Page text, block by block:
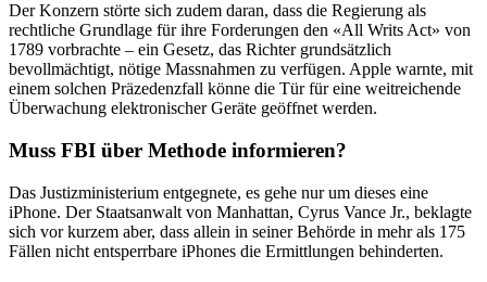
Der Konzern störte sich zudem daran, dass die Regierung als
rechtliche Grundlage für ihre Forderungen den «All Writs Act» von
1789 vorbrachte – ein Gesetz, das Richter grundsätzlich
bevollmächtigt, nötige Massnahmen zu verfügen. Apple warnte, mit
einem solchen Präzedenzfall könne die Tür für eine weitreichende
Überwachung elektronischer Geräte geöffnet werden.
Muss FBI über Methode informieren?
Das Justizministerium entgegnete, es gehe nur um dieses eine
iPhone. Der Staatsanwalt von Manhattan, Cyrus Vance Jr., beklagte
sich vor kurzem aber, dass allein in seiner Behörde in mehr als 175
Fällen nicht entsperrbare iPhones die Ermittlungen behinderten.